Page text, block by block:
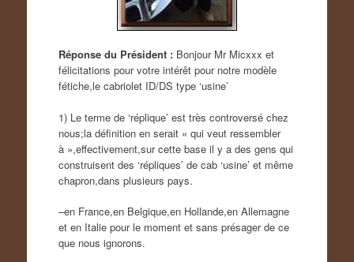
Réponse du Président :Bonjour Mr Micxxx et
félicitations pour votre intérêt pour notre modèle
fétiche,le cabriolet ID/DS type ‘usine’
1) Le terme de ‘réplique’ est très controversé chez
nous;la définition en serait « qui veut ressembler
à »,effectivement,sur cette base il y a des gens qui
construisent des ‘répliques’ de cab ‘usine’ et même
chapron,dans plusieurs pays.
–en France,en Belgique,en Hollande,en Allemagne
et en Italie pour le moment et sans présager de ce
que nous ignorons.